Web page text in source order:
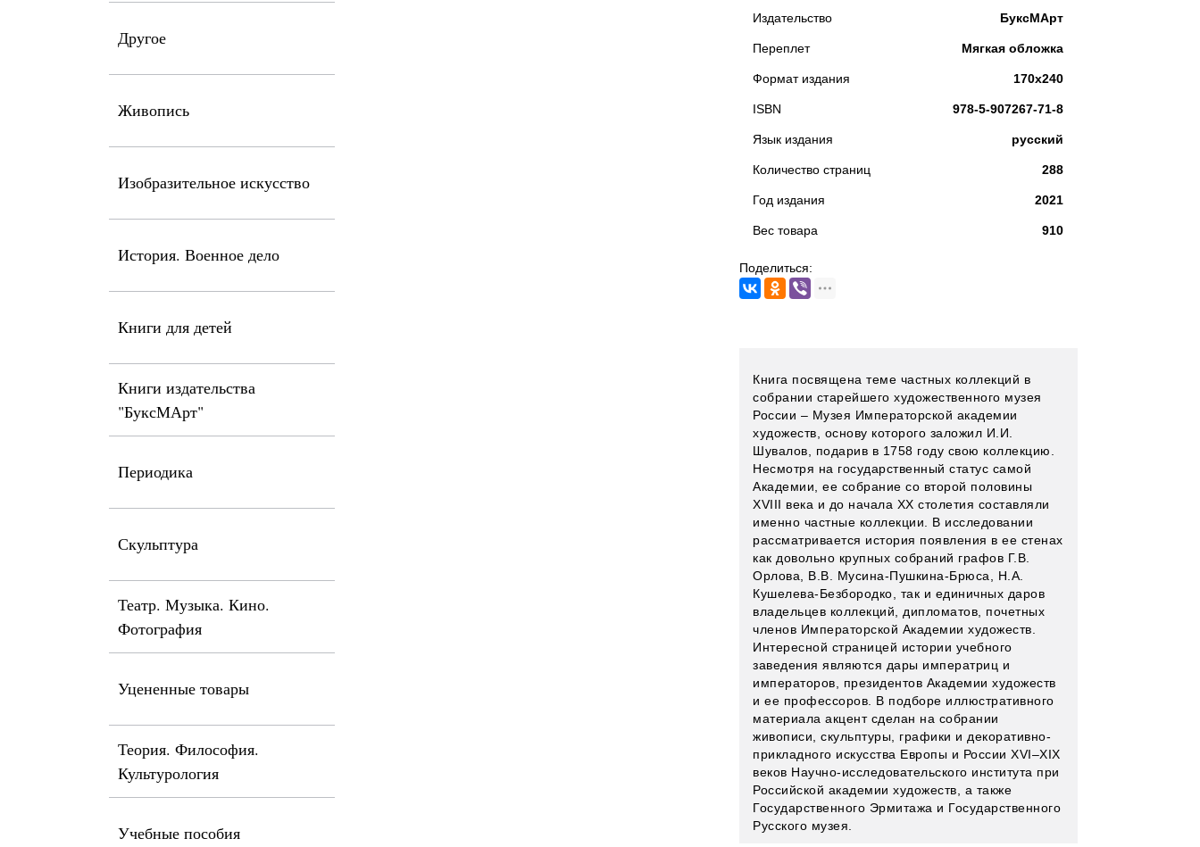
Другое
Живопись
Изобразительное искусство
История. Военное дело
Книги для детей
Книги издательства
"БуксМАрт"
Периодика
Скульптура
Театр. Музыка. Кино.
Фотография
Уцененные товары
Теория. Философия.
Культурология
Учебные пособия
Издательство БуксМАрт
Переплет Мягкая обложка
Формат издания 170х240
ISBN 978-5-907267-71-8
Язык издания русский
Количество страниц 288
Год издания 2021
Вес товара 910
Поделиться:
Книга посвящена теме частных коллекций в
собрании старейшего художественного музея
России – Музея Императорской академии
художеств, основу которого заложил И.И.
Шувалов, подарив в 1758 году свою коллекцию.
Несмотря на государственный статус самой
Академии, ее собрание со второй половины
XVIII века и до начала XX столетия составляли
именно частные коллекции. В исследовании
рассматривается история появления в ее стенах
как довольно крупных собраний графов Г.В.
Орлова, В.В. Мусина-Пушкина-Брюса, Н.А.
Кушелева-Безбородко, так и единичных даров
владельцев коллекций, дипломатов, почетных
членов Императорской Академии художеств.
Интересной страницей истории учебного
заведения являются дары императриц и
императоров, президентов Академии художеств
и ее профессоров. В подборе иллюстративного
материала акцент сделан на собрании
живописи, скульптуры, графики и декоративно-
прикладного искусства Европы и России XVI–XIX
веков Научно-исследовательского института при
Российской академии художеств, а также
Государственного Эрмитажа и Государственного
Русского музея.